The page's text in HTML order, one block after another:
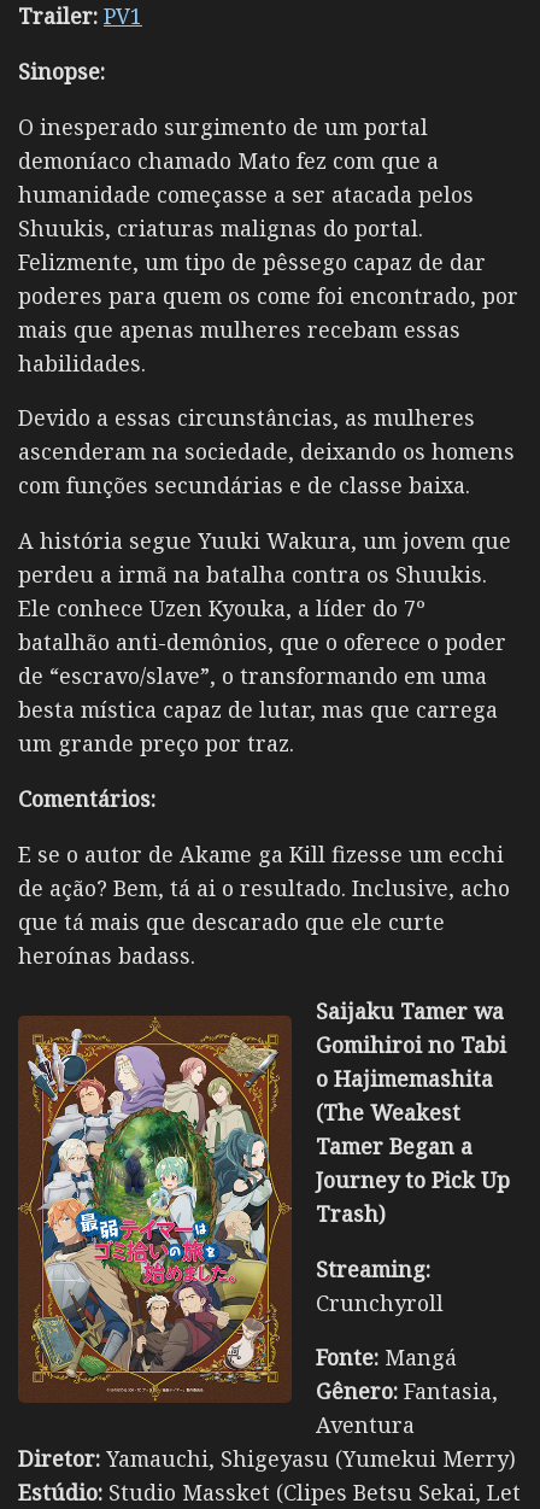
Trailer: PV1
Sinopse:
O inesperado surgimento de um portal
demoníaco chamado Mato fez com que a
humanidade começasse a ser atacada pelos
Shuukis, criaturas malignas do portal.
Felizmente, um tipo de pêssego capaz de dar
poderes para quem os come foi encontrado, por
mais que apenas mulheres recebam essas
habilidades.
Devido a essas circunstâncias, as mulheres
ascenderam na sociedade, deixando os homens
com funções secundárias e de classe baixa.
A história segue Yuuki Wakura, um jovem que
perdeu a irmã na batalha contra os Shuukis.
Ele conhece Uzen Kyouka, a líder do 7º
batalhão anti-demônios, que o oferece o poder
de “escravo/slave”, o transformando em uma
besta mística capaz de lutar, mas que carrega
um grande preço por traz.
Comentários:
E se o autor de Akame ga Kill fizesse um ecchi
de ação? Bem, tá ai o resultado. Inclusive, acho
que tá mais que descarado que ele curte
heroínas badass.
Saijaku Tamer wa
Gomihiroi no Tabi
o Hajimemashita
(The Weakest
Tamer Began a
Journey to Pick Up
Trash)
Streaming:
Crunchyroll
Fonte: Mangá
Gênero: Fantasia,
Aventura
Diretor: Yamauchi, Shigeyasu (Yumekui Merry)
Estúdio: Studio Massket (Clipes Betsu Sekai, Let